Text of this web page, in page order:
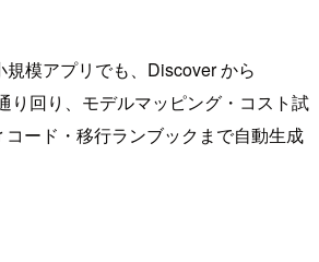
規模アプリでも、Discover から
り回り、モデルマッピング・コスト試
ード・移行ランブックまで自動生成